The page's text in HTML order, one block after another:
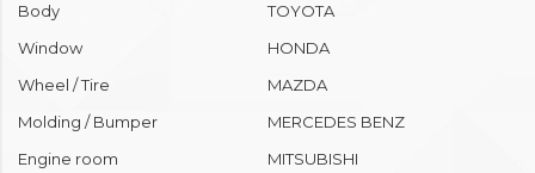
Body
Window
Wheel / Tire
Molding / Bumper
Engine room
TOYOTA
HONDA
MAZDA
MERCEDES BENZ
MITSUBISHI